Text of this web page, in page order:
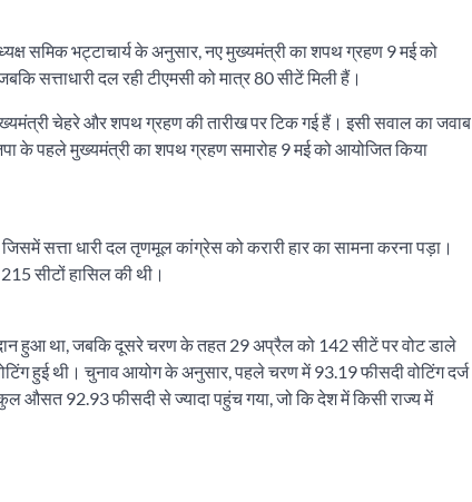
समिक भट्टाचार्य के अनुसार, नए मुख्यमंत्री का शपथ ग्रहण 9 मई को
सत्ताधारी दल रही टीएमसी को मात्र 80 सीटें मिली हैं।
चेहरे और शपथ ग्रहण की तारीख पर टिक गई हैं। इसी सवाल का जवाब
के पहले मुख्यमंत्री का शपथ ग्रहण समारोह 9 मई को आयोजित किया
सत्ता धारी दल तृणमूल कांग्रेस को करारी हार का सामना करना पड़ा।
सीटों हासिल की थी।
हुआ था, जबकि दूसरे चरण के तहत 29 अप्रैल को 142 सीटें पर वोट डाले
हुई थी। चुनाव आयोग के अनुसार, पहले चरण में 93.19 फीसदी वोटिंग दर्ज
औसत 92.93 फीसदी से ज्यादा पहुंच गया, जो कि देश में किसी राज्य में